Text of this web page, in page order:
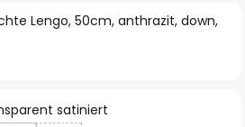
Lengo, 50cm, anthrazit, down,
satiniert